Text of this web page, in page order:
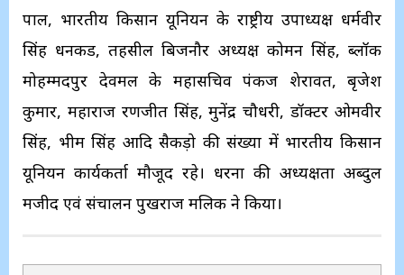
पाल, भारतीय किसान यूनियन के राष्ट्रीय उपाध्यक्ष धर्मवीर
सिंह धनकड, तहसील बिजनौर अध्यक्ष कोमन सिंह, ब्लॉक
मोहम्मदपुर देवमल के महासचिव पंकज शेरावत, बृजेश
कुमार, महाराज रणजीत सिंह, मुनेंद्र चौधरी, डॉक्टर ओमवीर
सिंह, भीम सिंह आदि सैकड़ो की संख्या में भारतीय किसान
यूनियन कार्यकर्ता मौजूद रहे। धरना की अध्यक्षता अब्दुल
मजीद एवं संचालन पुखराज मलिक ने किया।